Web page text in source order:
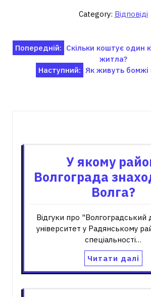
Category: Відповіді
Навігація
записів
Попередній: Скільки коштує один
житла?
Наступний: Як живуть бомжі
У якому
Волгограда
Волга?
Відгуки про "Волгоградський
університет у Радянському
спеціальності…
Читати далі